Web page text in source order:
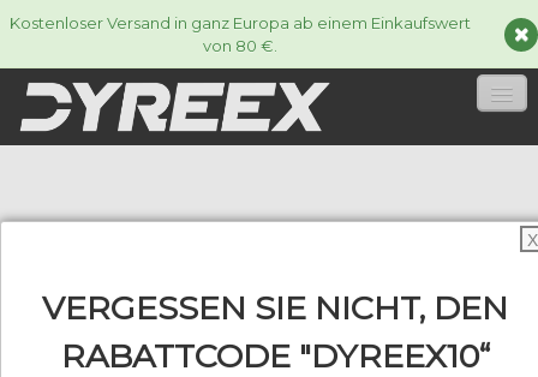
Kostenloser Versand in ganz Europa ab einem Einkaufswert
von 80 €.
TENNISSAITEN
INFORMATIONEN▼
X
VERGESSEN SIE NICHT, DEN
RABATTCODE "DYREEX10“